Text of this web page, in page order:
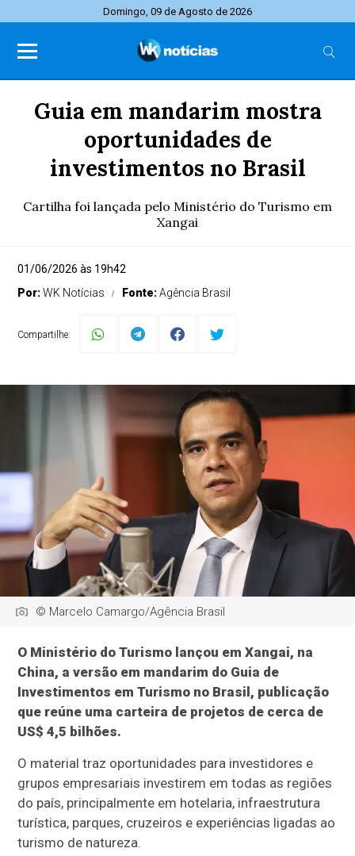
Domingo, 09 de Agosto de 2026
Guia em mandarim mostra
oportunidades de
investimentos no Brasil
Cartilha foi lançada pelo Ministério do Turismo em
Xangai
01/06/2026 às 19h42
Por:WK Notícias Fonte:Agência Brasil
Compartilhe:
© Marcelo Camargo/Agência Brasil
O Ministério do Turismo lançou em Xangai, na
China, a versão em mandarim do Guia de
Investimentos em Turismo no Brasil, publicação
que reúne uma carteira de projetos de cerca de
US$ 4,5 bilhões.
O material traz oportunidades para investidores e
grupos empresariais investirem em todas as regiões
do país, principalmente em hotelaria, infraestrutura
turística, parques, cruzeiros e experiências ligadas ao
turismo de natureza.